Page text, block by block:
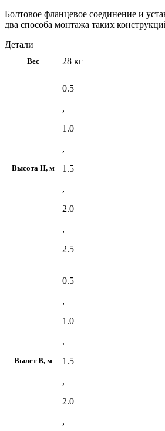
Болтовое фланцевое соединение и
два способа монтажа таких
Детали
Вес 28 кг
Высота H, м
0.5
,
1.0
,
1.5
,
2.0
,
2.5
Вылет В, м
0.5
,
1.0
,
1.5
,
2.0
,